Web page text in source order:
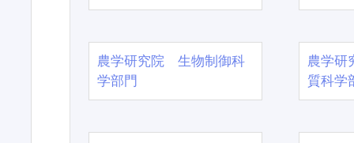
農学研究院 生物制御科
学部門
農学
質科学